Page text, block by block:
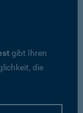
gibt Ihren
die